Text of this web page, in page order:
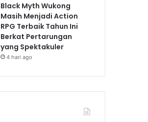
Black Myth Wukong
Masih Menjadi Action
RPG Terbaik Tahun Ini
Berkat Pertarungan
yang Spektakuler
4 hari ago